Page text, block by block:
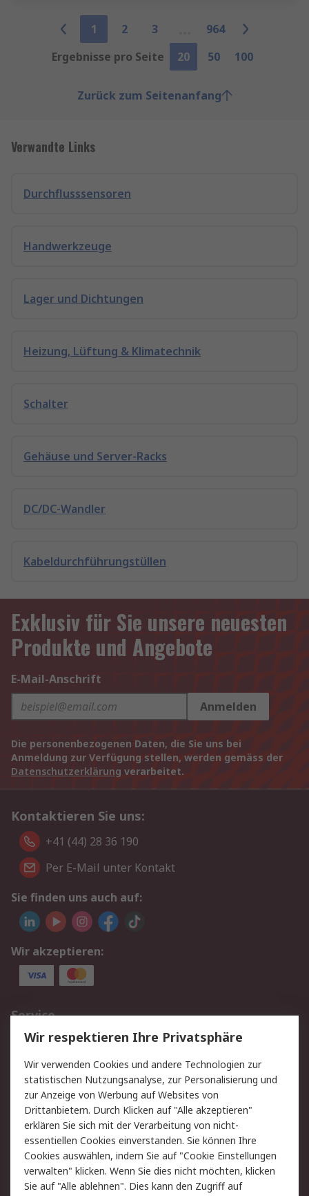
1 2 3
964
Ergebnisse pro Seite
20 50 100
Zurück zum Seitenanfang
Verwandte Links
Durchflusssensoren
Handwerkzeuge
Lager und Dichtungen
Heizung, Lüftung & Klimatechnik
Schalter
Gehäuse und Server-Racks
DC/DC-Wandler
Kabeldurchführungstüllen
Exklusiv für Sie unsere neuesten
Produkte und Angebote
E-Mail-Anschrift
Anmelden
Die personenbezogenen Daten, die Sie uns bei
Anmeldung zur Verfügung stellen, werden gemäss der
Datenschutzerklärung verarbeitet.
Kontaktieren Sie uns:
+41 (44) 28 36 190
Per E-Mail unter Kontakt
Sie finden uns auch auf:
Wir akzeptieren:
Service
Value Added Services
Lieferlösungen
Rücksendungen
Kontakt
Hilfe
Rechtliches
AGB
Datenschutz
Cookie-Richtlinie
Zahlungsbedingungen
Copyright/Impressum
Wir respektieren Ihre Privatsphäre
Wir verwenden Cookies und andere Technologien zur
statistischen Nutzungsanalyse, zur Personalisierung und
zur Anzeige von Werbung auf Websites von
Drittanbietern. Durch Klicken auf "Alle akzeptieren"
erklären Sie sich mit der Verarbeitung von nicht-
essentiellen Cookies einverstanden. Sie können Ihre
Cookies auswählen, indem Sie auf "Cookie Einstellungen
verwalten" klicken. Wenn Sie dies nicht möchten, klicken
Sie auf "Alle ablehnen". Dies kann den Zugriff auf